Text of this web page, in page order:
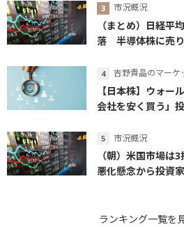
市況概況
（まとめ）日経平
落 半導体株に売
吉野貴晶のマーケ
【日本株】ウォー
会社を安く買う」
市況概況
（朝）米国市場
悪化懸念から投資
ランキング一覧を